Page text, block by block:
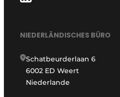
NIEDERLÄNDISCHES BÜRO
Schatbeurderlaan 6
6002 ED Weert
Niederlande